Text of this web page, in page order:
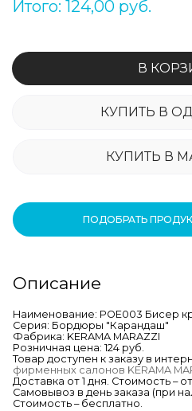
Итого: 124,00 руб.
В
КУПИТЬ В
КУПИТЬ В
ПОДОБРАТЬ
Описание
Наименование: POE003 Бисер
Серия: Бордюры "Карандаш"
Фабрика: KERAMA MARAZZI
Розничная цена: 124 руб.
Товар доступен к заказу в
фирменных салонов KERAMA
Доставка от 1 дня. Стоимость –
Самовывоз в день заказа (при
Стоимость – бесплатно.